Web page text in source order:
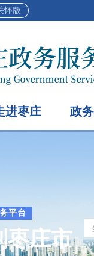
怀版
进枣庄 政
平台
枣庄市